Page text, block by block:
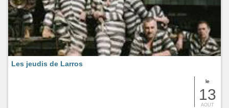
le
13
AOUT
Les jeudis de Larros